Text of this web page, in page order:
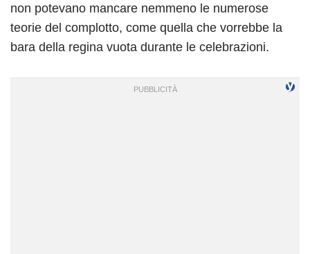
non potevano mancare nemmeno le numerose
teorie del complotto, come quella che vorrebbe la
bara della regina vuota durante le celebrazioni.